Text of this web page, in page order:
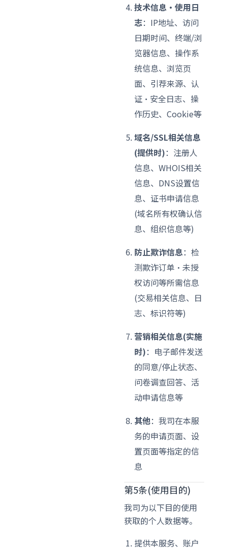
技术信息·使用日
志：IP地址、访问
日期时间、终端/浏
览器信息、操作系
统信息、浏览页
面、引荐来源、认
证·安全日志、操
作历史、Cookie等
域名/SSL相关信息
(提供时)：注册人
信息、WHOIS相关
信息、DNS设置信
息、证书申请信息
(域名所有权确认信
息、组织信息等)
防止欺诈信息：检
测欺诈订单·未授
权访问等所需信息
(交易相关信息、日
志、标识符等)
营销相关信息(实施
时)：电子邮件发送
的同意/停止状态、
问卷调查回答、活
动申请信息等
其他：我司在本服
务的申请页面、设
置页面等指定的信
息
第5条(使用目的)
我司为以下目的使用
获取的个人数据等。
提供本服务、账户